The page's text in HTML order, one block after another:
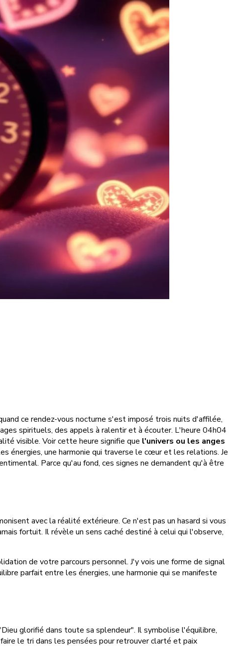
ce rendez-vous nocturne s'est imposé trois nuits d'affilée,
spirituels, des appels à ralentir et à écouter. L'heure 04h04
visible. Voir cette heure signifie que l'univers ou les anges
énergies, une harmonie qui traverse le cœur et les relations. Je
Parce qu'au fond, ces signes ne demandent qu'à être
avec la réalité extérieure. Ce n'est pas un hasard si vous
fortuit. Il révèle un sens caché destiné à celui qui l'observe,
de votre parcours personnel. J'y vois une forme de signal
parfait entre les énergies, une harmonie qui se manifeste
glorifié dans toute sa splendeur". Il symbolise l'équilibre,
le tri dans les pensées pour retrouver clarté et paix